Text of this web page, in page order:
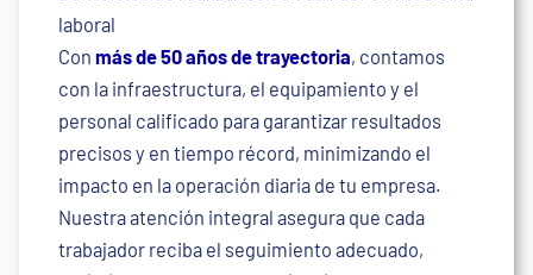
laboral
Conmás de 50 años de trayectoria, contamos
con la infraestructura, el equipamiento y el
personal calificado para garantizar resultados
precisos y en tiempo récord, minimizando el
impacto en la operación diaria de tu empresa.
Nuestra atención integral asegura que cada
trabajador reciba el seguimiento adecuado,